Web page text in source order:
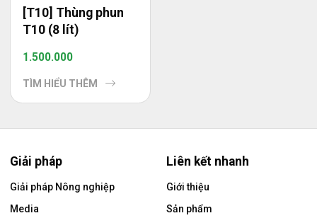
[T10] Thùng phun
T10 (8 lít)
1.500.000
TÌM HIỂU THÊM
Giải pháp
Giải pháp Nông nghiệp
Media
Liên kết nhanh
Giới thiệu
Sản phẩm